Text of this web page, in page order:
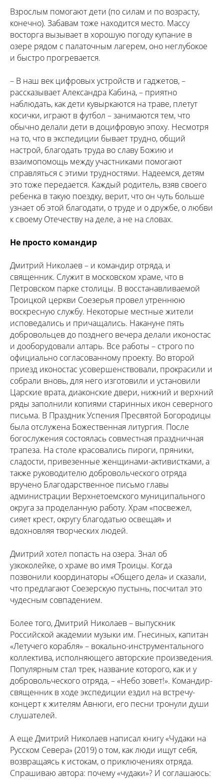
Взрослым помогают дети (по силам и по возрасту,
конечно). Забавам тоже находится место. Массу
восторга вызывает в хорошую погоду купание в
озере рядом с палаточным лагерем, оно неглубокое
и быстро прогревается.
– В наш век цифровых устройств и гаджетов, –
рассказывает Александра Кабина, – приятно
наблюдать, как дети кувыркаются на траве, плетут
косички, играют в футбол – занимаются тем, что
обычно делали дети в доцифровую эпоху. Несмотря
на то, что в экспедиции бывает трудно, общий
настрой, благодать труда во славу Божию и
взаимопомощь между участниками помогают
справляться с этими трудностями. Надеемся, детям
это тоже передается. Каждый родитель, взяв своего
ребенка в такую поездку, верит, что он чуть больше
узнает об этой благодати, о труде и о дружбе, о любви
к своему Отечеству на деле, а не на словах.
Не просто командир
Дмитрий Николаев – и командир отряда, и
священник. Служит в московском храме, что в
Петровском парке столицы. В восстанавливаемой
Троицкой церкви Соезерья провел утреннюю
воскресную службу. Некоторые местные жители
исповедались и причащались. Накануне пять
добровольцев до позднего вечера делали иконостас
и дооборудовали алтарь. Все работы – строго по
официально согласованному проекту. Во второй
приезд иконостас усовершенствовали, прокрасили и
собрали вновь, для него изготовили и установили
Царские врата, диаконские двери, нижний и верхний
ряды заполнили копиями старинных икон северного
письма. В Праздник Успения Пресвятой Богородицы
была отслужена Божественная литургия. После
богослужения состоялась совместная праздничная
трапеза. На столе красовались пироги, пряники,
сладости, привезенные женщинами-активистками, а
также руководителю добровольческого отряда
вручено Благодарственное письмо главы
администрации Верхнетоемского муниципального
округа за проделанную работу. Храм «посвежел,
сияет крест, округу благодатью освещая» и
вдохновляя творческих людей.
Дмитрий хотел попасть на озера. Знал об
узкоколейке, о храме во имя Троицы. Когда
позвонили координаторы «Общего дела» и сказали,
что предлагают Соезерскую пустынь, посчитал это
чудесным совпадением.
Более того, Дмитрий Николаев – выпускник
Российской академии музыки им. Гнесиных, капитан
«Летучего корабля» – вокально-инструментального
коллектива, исполняющего авторские произведения.
Популярным стал трек, название которого, как и у
добровольческого отряда, – «Небо зовет!». Командир-
священник в ходе экспедиции ездил на встречу-
концерт к жителям Авнюги, его песни тронули души
слушателей.
А еще Дмитрий Николаев написал книгу «Чудаки на
Русском Севера» (2019) о том, как люди ищут себя,
возвращаясь к истокам, о приключениях отряда.
Спрашиваю автора: почему «чудаки»? И соглашаюсь: